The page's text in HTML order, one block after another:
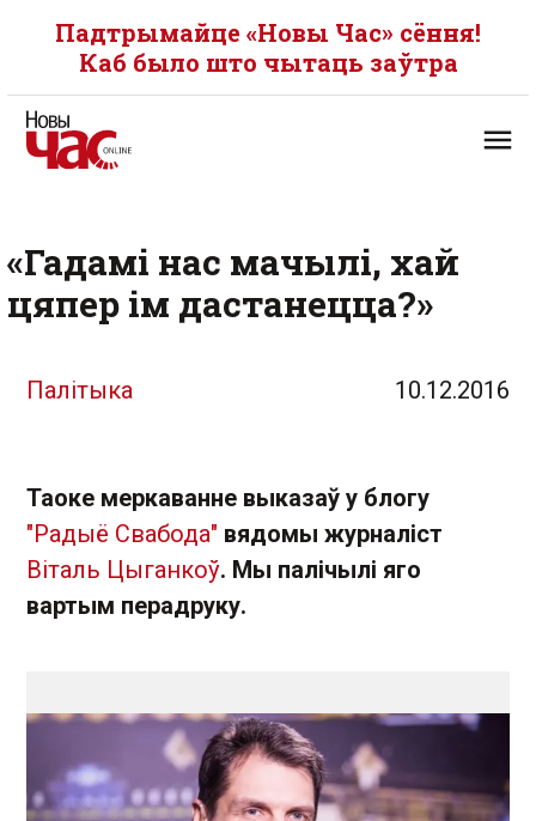
Падтрымайце «Новы Час» сёння!
Каб было што чытаць заўтра
«Гадамі нас мачылі, хай
цяпер ім дастанецца?»
Палітыка 10.12.2016
Таоке меркаванне выказаў у блогу
"Радыё Свабода" вядомы журналіст
Віталь Цыганкоў. Мы палічылі яго
вартым перадруку.